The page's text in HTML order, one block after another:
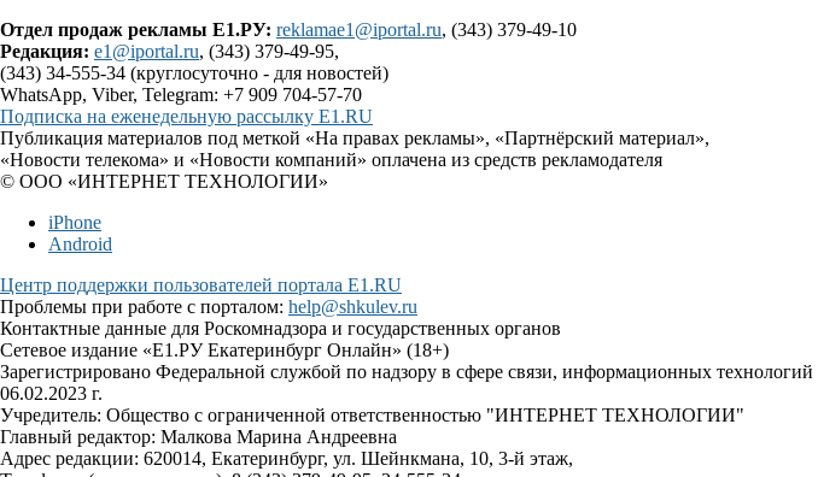
Отдел продаж рекламы Е1.РУ: reklamae1@iportal.ru, (343) 379-49-10
Редакция: e1@iportal.ru, (343) 379-49-95,
(343) 34-555-34 (круглосуточно - для новостей)
WhatsApp, Viber, Telegram: +7 909 704-57-70
Подписка на еженедельную рассылку E1.RU
Публикация материалов под меткой «На правах рекламы», «Партнёрский материал»,
«Новости телекома» и «Новости компаний» оплачена из средств рекламодателя
© ООО «ИНТЕРНЕТ ТЕХНОЛОГИИ»
iPhone
Android
Центр поддержки пользователей портала E1.RU
Проблемы при работе с порталом: help@shkulev.ru
Контактные данные для Роскомнадзора и государственных органов
Сетевое издание «Е1.РУ Екатеринбург Онлайн» (18+)
Зарегистрировано Федеральной службой по надзору в сфере связи, информационных
06.02.2023 г.
Учредитель: Общество с ограниченной ответственностью "ИНТЕРНЕТ ТЕХНОЛОГИИ"
Главный редактор: Малкова Марина Андреевна
Адрес редакции: 620014, Екатеринбург, ул. Шейнкмана, 10, 3-й этаж,